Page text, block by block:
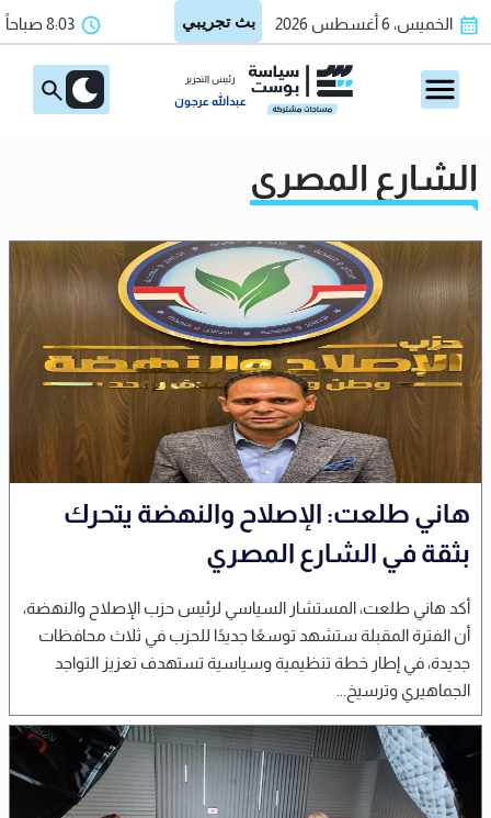
الخميس، 6 أغسطس 2026 8:03 صباحاً
رئيس التحرير
عبدالله عرجون
الشارع المصري
هاني طلعت: الإصلاح والنهضة يتحرك
بثقة في الشارع المصري
أكد هاني طلعت، المستشار السياسي لرئيس حزب الإصلاح والنهضة،
أن الفترة المقبلة ستشهد توسعًا جديدًا للحزب في ثلاث محافظات
جديدة، في إطار خطة تنظيمية وسياسية تستهدف تعزيز التواجد
الجماهيري وترسيخ...